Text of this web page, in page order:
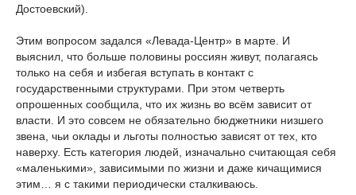
Достоевский).
Этим вопросом задался «Левада-Центр» в марте. И
выяснил, что больше половины россиян живут, полагаясь
только на себя и избегая вступать в контакт с
государственными структурами. При этом четверть
опрошенных сообщила, что их жизнь во всём зависит от
власти. И это совсем не обязательно бюджетники низшего
звена, чьи оклады и льготы полностью зависят от тех, кто
наверху. Есть категория людей, изначально считающая себя
«маленькими», зависимыми по жизни и даже кичащимися
этим… я с такими периодически сталкиваюсь.